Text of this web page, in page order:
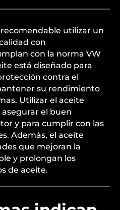
recomendable utilizar un
con
con la norma VW
está diseñado para
contra el
su rendimiento
Utilizar el aceite
el buen
y para cumplir con las
Además, el aceite
que mejoran la
y prolongan los
de aceite.